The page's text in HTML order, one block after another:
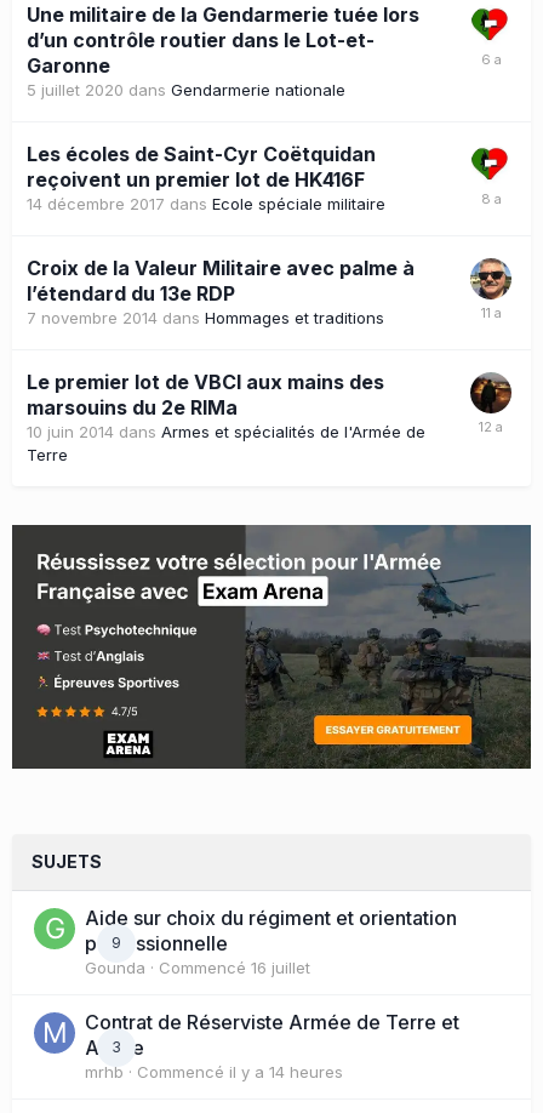
Une militaire de la Gendarmerie tuée lors
d’un contrôle routier dans le Lot-et-
Garonne
5 juillet 2020 dans Gendarmerie nationale
Les écoles de Saint-Cyr Coëtquidan
reçoivent un premier lot de HK416F
14 décembre 2017 dans Ecole spéciale militaire
Croix de la Valeur Militaire avec palme à
l’étendard du 13e RDP
7 novembre 2014 dans Hommages et traditions
Le premier lot de VBCI aux mains des
marsouins du 2e RIMa
10 juin 2014 dans Armes et spécialités de l'Armée de
Terre
SUJETS
9
Aide sur choix du régiment et orientation
professionnelle
Gounda · Commencé 16 juillet
3
Contrat de Réserviste Armée de Terre et
Active
mrhb · Commencé il y a 14 heures